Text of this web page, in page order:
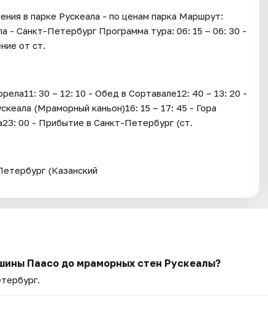
в парке Рускеала - по ценам парка Маршрут:
- Санкт-Петербург Программа тура: 06: 15 – 06: 30 -
от ст.
30 – 12: 10 - Обед в Сортавале12: 40 – 13: 20 -
(Мраморный каньон)16: 15 – 17: 45 - Гора
00 - Прибытие в Санкт-Петербург (ст.
(Казанский
Паасо до мраморных стен Рускеалы?